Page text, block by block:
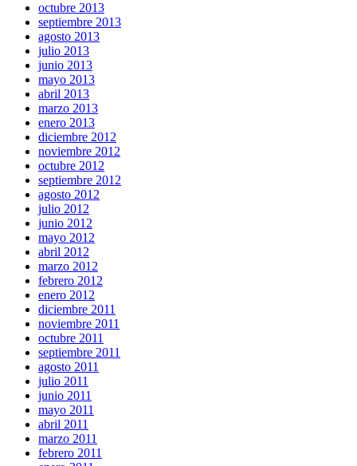
octubre 2013
septiembre 2013
agosto 2013
julio 2013
junio 2013
mayo 2013
abril 2013
marzo 2013
enero 2013
diciembre 2012
noviembre 2012
octubre 2012
septiembre 2012
agosto 2012
julio 2012
junio 2012
mayo 2012
abril 2012
marzo 2012
febrero 2012
enero 2012
diciembre 2011
noviembre 2011
octubre 2011
septiembre 2011
agosto 2011
julio 2011
junio 2011
mayo 2011
abril 2011
marzo 2011
febrero 2011